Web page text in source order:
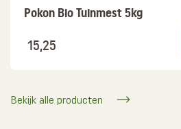
Pokon Bio Tuinmest 5kg
15,25
Bekijk alle producten